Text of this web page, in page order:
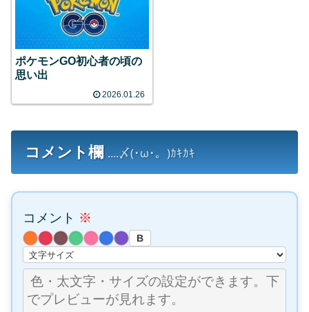
ポケモンGO初心者の頃の
思い出
2026.01.26
コメント欄 ....〆(･ω･。)ｶｷｶｷ
コメント ※
B